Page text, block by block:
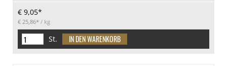
€ 9,05*
€ 25,86* / kg
St.